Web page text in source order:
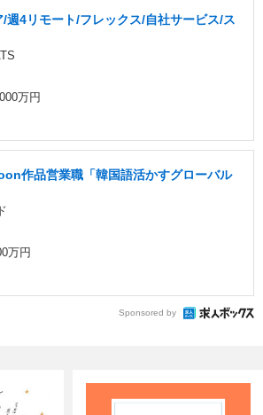
週4リモート/フレックス/自社サービス/ス
万円
作品営業職「韓国語活かすグローバル
万円
Sponsored by